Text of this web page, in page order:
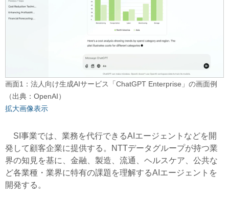
画面1：法人向け生成AIサービス「ChatGPT Enterprise」の画面例
（出典：OpenAI）
拡大画像表示
SI事業では、業務を代行できるAIエージェントなどを開
発して顧客企業に提供する。NTTデータグループが持つ業
界の知見を基に、金融、製造、流通、ヘルスケア、公共な
ど各業種・業界に特有の課題を理解するAIエージェントを
開発する。